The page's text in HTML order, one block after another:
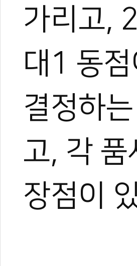
가리고,
대1 동
결정하
고, 각
장점이